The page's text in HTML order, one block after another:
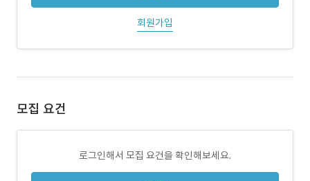
회원가입
모집 요건
로그인해서 모집 요건을 확인해보세요.